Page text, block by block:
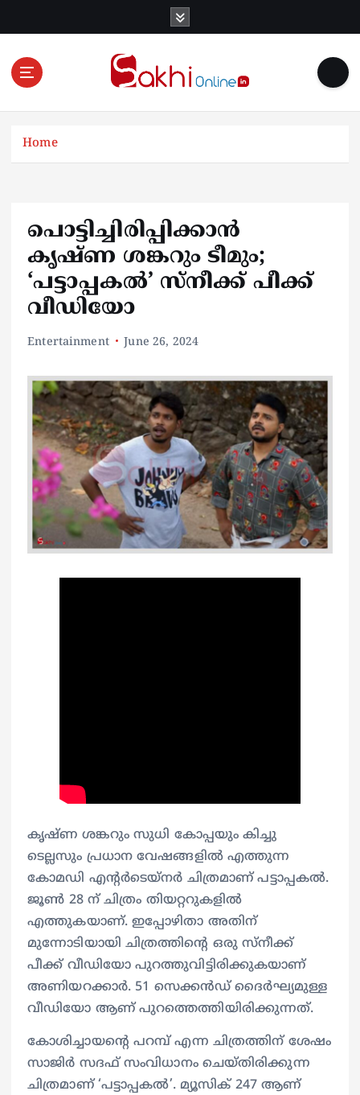
Online News Portal
Home
പൊട്ടിച്ചിരിപ്പിക്കാന്‍
കൃഷ്‍ണ ശങ്കറും ടീമും;
‘പട്ടാപ്പകല്‍’ സ്‍നീക്ക് പീക്ക്
വീഡിയോ
Entertainment June 26, 2024
കൃഷ്‌ണ ശങ്കറും സുധി കോപ്പയും കിച്ചു
ടെല്ലസും പ്രധാന വേഷങ്ങളില്‍ എത്തുന്ന
കോമഡി എന്‍റർടെയ്നർ ചിത്രമാണ് പട്ടാപ്പകൽ.
ജൂണ്‍ 28 ന് ചിത്രം തിയറ്ററുകളില്‍
എത്തുകയാണ്. ഇപ്പോഴിതാ അതിന്
മുന്നോടിയായി ചിത്രത്തിന്‍റെ ഒരു സ്നീക്ക്
പീക്ക് വീഡിയോ പുറത്തുവിട്ടിരിക്കുകയാണ്
അണിയറക്കാര്‍. 51 സെക്കന്‍ഡ് ദൈര്‍ഘ്യമുള്ള
വീഡിയോ ആണ് പുറത്തെത്തിയിരിക്കുന്നത്.
കോശിച്ചായന്റെ പറമ്പ് എന്ന ചിത്രത്തിന് ശേഷം
സാജിർ സദഫ് സംവിധാനം ചെയ്തിരിക്കുന്ന
ചിത്രമാണ് ‘പട്ടാപ്പകൽ’. മ്യൂസിക് 247 ആണ്